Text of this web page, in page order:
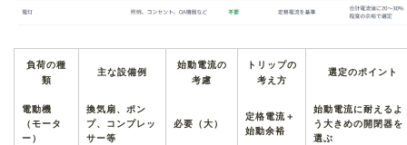
負荷の種
類
主な設備例
始動電流の
考慮
トリップの
考え方
選定のポイント
電動機
（モータ
ー）
換気扇、ポン
プ、コンプレッ
サー等
必要（大）
定格電流＋
始動余裕
始動電流に耐えるよ
う大きめの開閉器を
選ぶ